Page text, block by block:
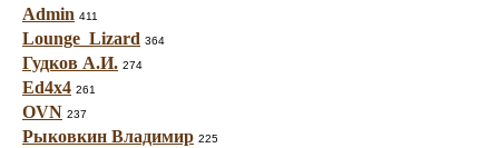
Admin 411
Lounge_Lizard 364
Гудков А.И. 274
Ed4x4 261
OVN 237
Рыковкин Владимир 225